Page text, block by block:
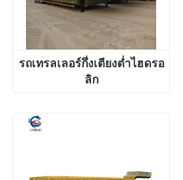
รถเทรลเลอร์กึ่งเตียงต่ำไฮดรอ
ลิก